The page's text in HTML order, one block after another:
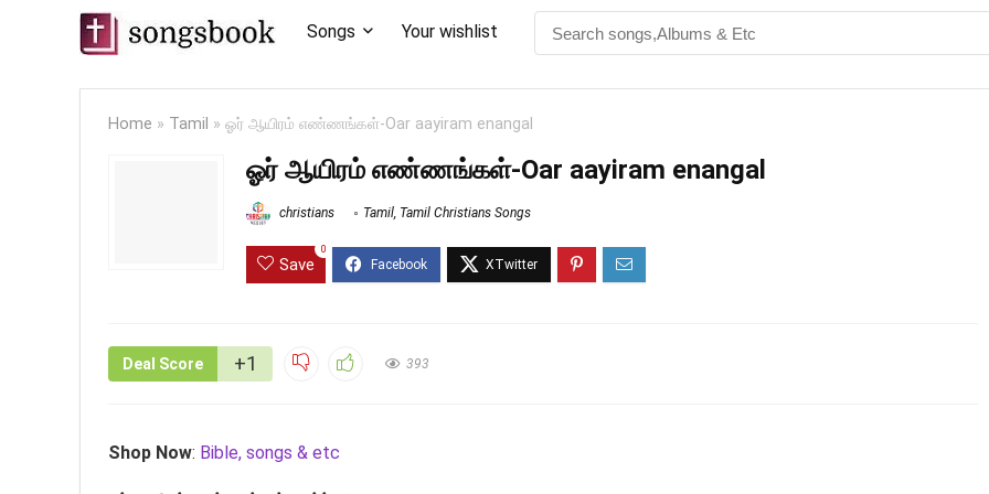
Songs Your wishlist
Home » Tamil » ஓர் ஆயிரம் எண்ணங்கள்-Oar aayiram enangal
ஓர் ஆயிரம் எண்ணங்கள்-Oar aayiram enangal
christians Tamil, Tamil Christians Songs
Save
0
Deal Score +1 393
Shop Now: Bible, songs & etc